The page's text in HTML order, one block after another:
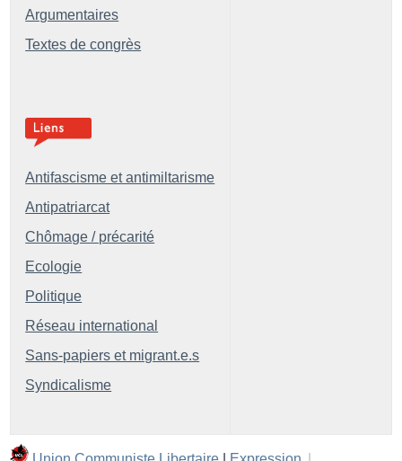
Argumentaires
Textes de congrès
Antifascisme et antimiltarisme
Antipatriarcat
Chômage / précarité
Ecologie
Politique
Réseau international
Sans-papiers et migrant.e.s
Syndicalisme